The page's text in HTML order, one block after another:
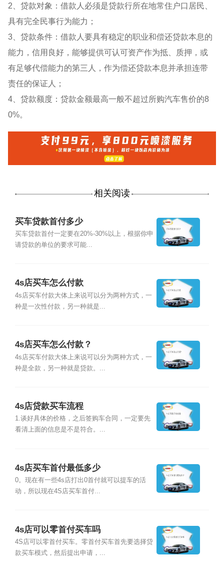
2、贷款对象：借款人必须是贷款行所在地常住户口居民、
具有完全民事行为能力；
3、贷款条件：借款人要具有稳定的职业和偿还贷款本息的
能力，信用良好，能够提供可认可资产作为抵、质押，或
有足够代偿能力的第三人，作为偿还贷款本息并承担连带
责任的保证人；
4、贷款额度：贷款金额最高一般不超过所购汽车售价的8
0%。
相关阅读
买车贷款首付多少
买车贷款首付一定要在20%-30%以上，根据你申
请贷款的单位的要求可能...
4s店买车怎么付款
4s店买车付款大体上来说可以分为两种方式，一
种是一次性付款，另一种就是...
4s店买车怎么付款？
4s店买车付款大体上来说可以分为两种方式，一
种是全款，另一种就是贷款。...
4s店贷款买车流程
1.谈好具体的价格，之后签购车合同，一定要先
看清上面的信息是不是符合。...
4s店买车首付最低多少
0。现在有一些4s店打出0首付就可以提车的活
动，所以现在4S店买车首付...
4s店可以零首付买车吗
4S店可以零首付买车。零首付买车首先要选择贷
款买车模式，然后提出申请，...